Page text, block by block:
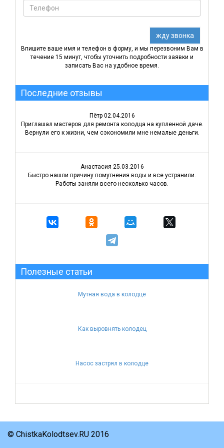
Впишите ваше имя и телефон в форму, и мы перезвоним Вам в
течение 15 минут, чтобы уточнить подробности заявки и
записать Вас на удобное время.
Последние отзывы
Пётр 02.04.2016
Приглашал мастеров для ремонта колодца на купленной даче.
Вернули его к жизни, чем сэкономили мне немалые деньги.
Анастасия 25.03.2016
Быстро нашли причину помутнения воды и все устранили.
Работы заняли всего несколько часов.
Полезные статьи
Мутная вода в колодце
Как выровнять колодец
Насос застрял в колодце
© ChistkaKolodtsev.RU 2016